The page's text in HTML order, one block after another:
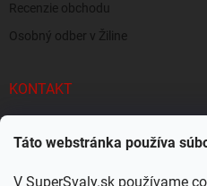
Táto webstránka používa
V SuperSvaly.sk používame
Recenzie obchodu
Osobný odber v Žiline
KONTAKT